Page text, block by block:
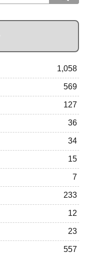
1,058
569
127
36
34
15
7
233
12
23
557